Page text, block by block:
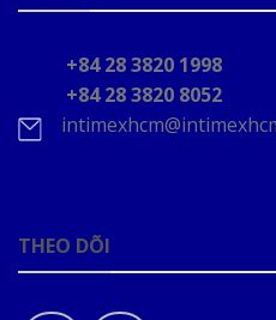
+84 28 3820 1998
+84 28 3820 8052
THEO DÕI